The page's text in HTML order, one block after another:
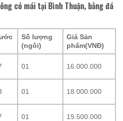
có mái tại Bình Thuận, bằng đá
Số lượng
(ngôi)
Giá Sản
phẩm(VNĐ)
01 16.000.000
01 18.000.000
01 19.500.000